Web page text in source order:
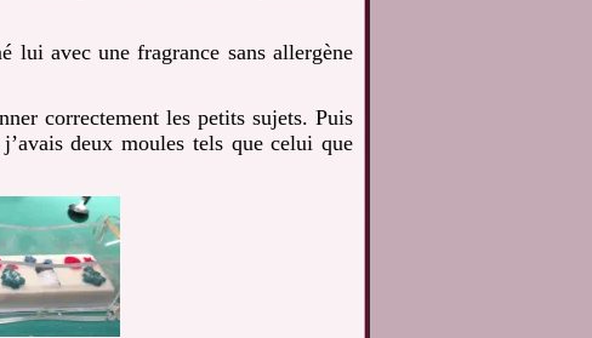
lui avec une fragrance sans allergène
correctement les petits sujets. Puis
deux moules tels que celui que